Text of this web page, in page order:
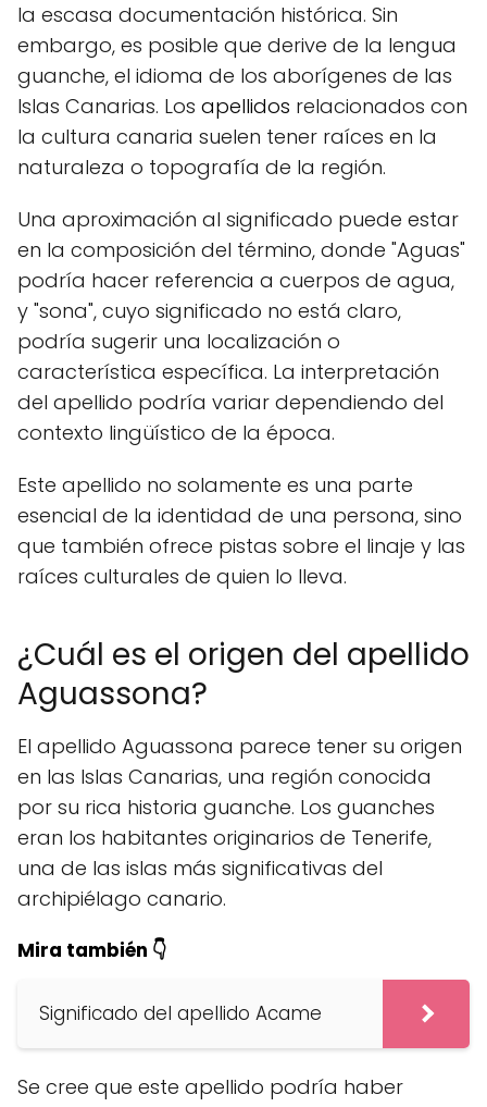
la escasa documentación histórica. Sin
embargo, es posible que derive de la lengua
guanche, el idioma de los aborígenes de las
Islas Canarias. Los apellidos relacionados con
la cultura canaria suelen tener raíces en la
naturaleza o topografía de la región.
Una aproximación al significado puede estar
en la composición del término, donde "Aguas"
podría hacer referencia a cuerpos de agua,
y "sona", cuyo significado no está claro,
podría sugerir una localización o
característica específica. La interpretación
del apellido podría variar dependiendo del
contexto lingüístico de la época.
Este apellido no solamente es una parte
esencial de la identidad de una persona, sino
que también ofrece pistas sobre el linaje y las
raíces culturales de quien lo lleva.
¿Cuál es el origen del apellido
Aguassona?
El apellido Aguassona parece tener su origen
en las Islas Canarias, una región conocida
por su rica historia guanche. Los guanches
eran los habitantes originarios de Tenerife,
una de las islas más significativas del
archipiélago canario.
Mira también 👇
Significado del apellido Acame
Se cree que este apellido podría haber